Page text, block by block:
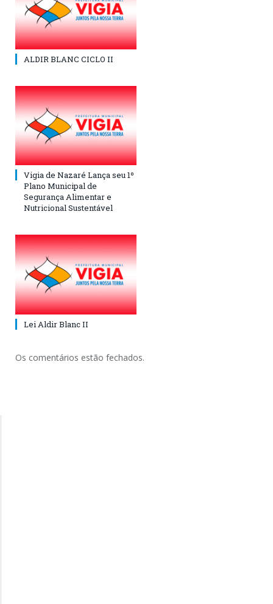
ALDIR BLANC CICLO II
Vigia de Nazaré Lança seu 1º
Plano Municipal de
Segurança Alimentar e
Nutricional Sustentável
Lei Aldir Blanc II
Os comentários estão fechados.